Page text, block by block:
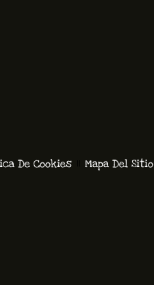
De Cookies
Mapa Del Sitio